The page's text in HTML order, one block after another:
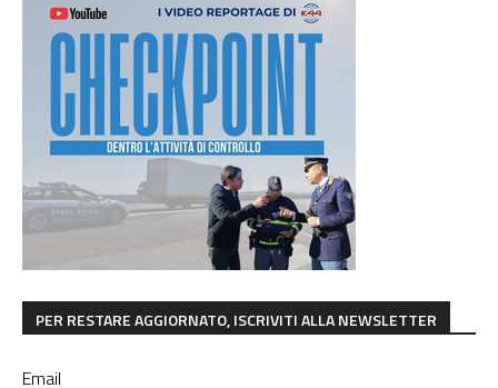
PER RESTARE AGGIORNATO, ISCRIVITI ALLA NEWSLETTER
Email